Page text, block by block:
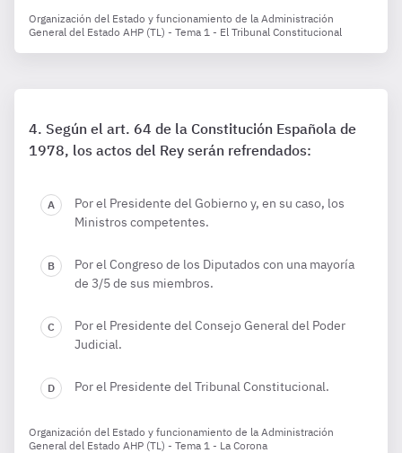
Organización del Estado y funcionamiento de la Administración
General del Estado AHP (TL) - Tema 1 - El Tribunal Constitucional
Según el art. 64 de la Constitución Española de
1978, los actos del Rey serán refrendados:
Por el Presidente del Gobierno y, en su caso, los
Ministros competentes.
Por el Congreso de los Diputados con una mayoría
de 3/5 de sus miembros.
Por el Presidente del Consejo General del Poder
Judicial.
Por el Presidente del Tribunal Constitucional.
Organización del Estado y funcionamiento de la Administración
General del Estado AHP (TL) - Tema 1 - La Corona